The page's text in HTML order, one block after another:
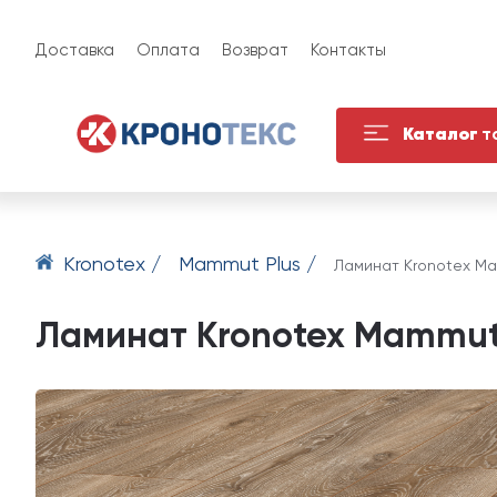
Доставка Оплата Возврат Контакты
Каталог
Kronotex / Mammut Plus / Ламинат Kronotex
Ламинат Kronotex